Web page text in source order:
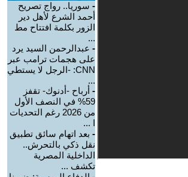
- سوريا.. رواج تصريح
أحمد الشرع لأهل دير
الزور بكلمة افتتاح مط
...
- عبدالرحمن السيد يرد
على هجمات ترامب عبر
CNN: -الرجل لا يستطي
...
- أرباح -أدنوك- تقفز
59% في النصف الأول
من 2026 رغم التحديات
ا ...
- بعد اتهام سائق تطبيق
نقل ذكي بالتحرش..
الداخلية المصرية
تكشف ...